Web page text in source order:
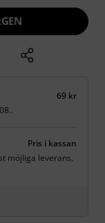
69 kr
.
Pris i kassan
möjliga leverans.